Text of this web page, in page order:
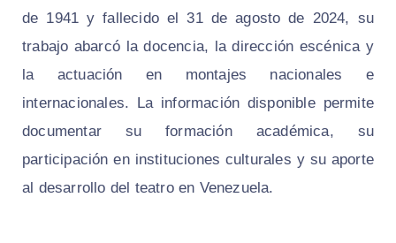
de 1941 y fallecido el 31 de agosto de 2024, su
trabajo abarcó la docencia, la dirección escénica y
la actuación en montajes nacionales e
internacionales. La información disponible permite
documentar su formación académica, su
participación en instituciones culturales y su aporte
al desarrollo del teatro en Venezuela.